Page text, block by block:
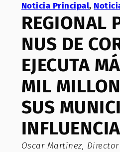
Noticia Principal,
REGIONAL
NUS DE
EJECUTA
MIL
SUS
INFLUENCIA
Oscar Martínez,